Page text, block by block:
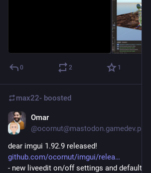
0 2 1
max22- boosted
Omar
@ocornut@mastodon.gamedev.place
dear imgui 1.92.9 released!
github.com/ocornut/imgui/relea
- new liveedit on/off settings and defaults